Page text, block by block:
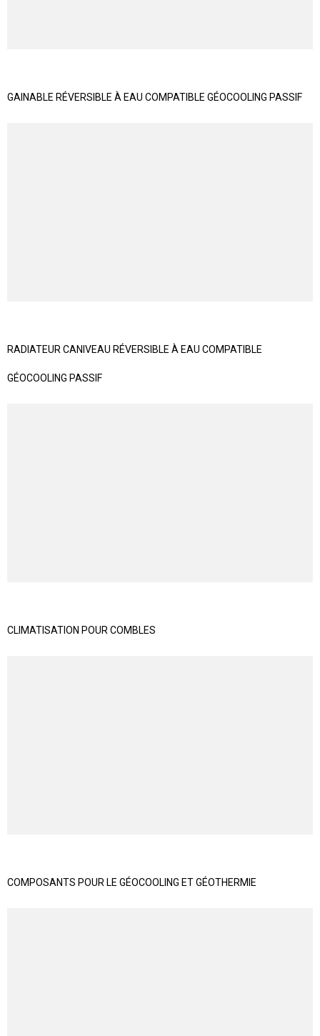
GAINABLE RÉVERSIBLE À EAU COMPATIBLE GÉOCOOLING PASSIF
RADIATEUR CANIVEAU RÉVERSIBLE À EAU COMPATIBLE
GÉOCOOLING PASSIF
CLIMATISATION POUR COMBLES
COMPOSANTS POUR LE GÉOCOOLING ET GÉOTHERMIE